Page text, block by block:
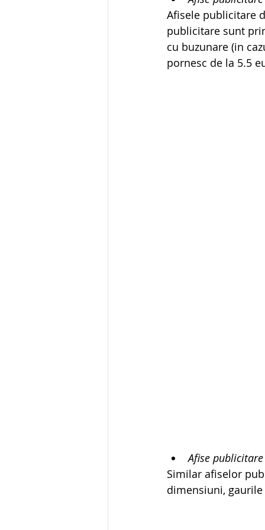
Afisele publicitare
publicitare sunt
cu buzunare (in
pornesc de la 5.5
Afise
Similar afiselor
dimensiuni,